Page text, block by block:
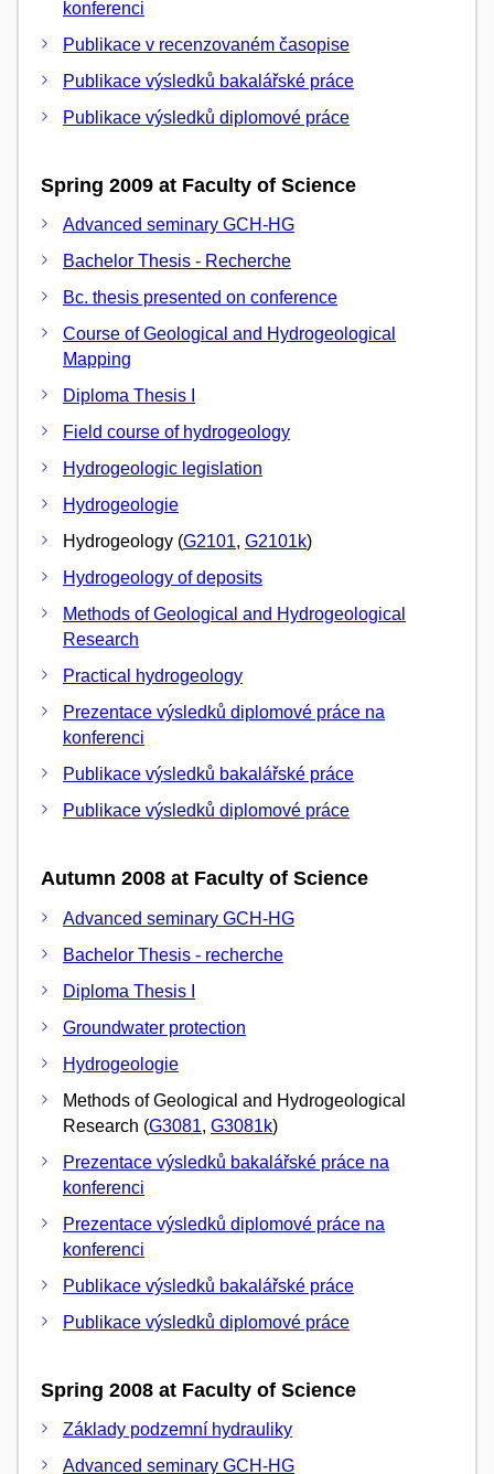
konferenci
Publikace v recenzovaném časopise
Publikace výsledků bakalářské práce
Publikace výsledků diplomové práce
Spring 2009 at Faculty of Science
Advanced seminary GCH-HG
Bachelor Thesis - Recherche
Bc. thesis presented on conference
Course of Geological and Hydrogeological
Mapping
Diploma Thesis I
Field course of hydrogeology
Hydrogeologic legislation
Hydrogeologie
Hydrogeology (G2101, G2101k)
Hydrogeology of deposits
Methods of Geological and Hydrogeological
Research
Practical hydrogeology
Prezentace výsledků diplomové práce na
konferenci
Publikace výsledků bakalářské práce
Publikace výsledků diplomové práce
Autumn 2008 at Faculty of Science
Advanced seminary GCH-HG
Bachelor Thesis - recherche
Diploma Thesis I
Groundwater protection
Hydrogeologie
Methods of Geological and Hydrogeological
Research (G3081, G3081k)
Prezentace výsledků bakalářské práce na
konferenci
Prezentace výsledků diplomové práce na
konferenci
Publikace výsledků bakalářské práce
Publikace výsledků diplomové práce
Spring 2008 at Faculty of Science
Základy podzemní hydrauliky
Advanced seminary GCH-HG